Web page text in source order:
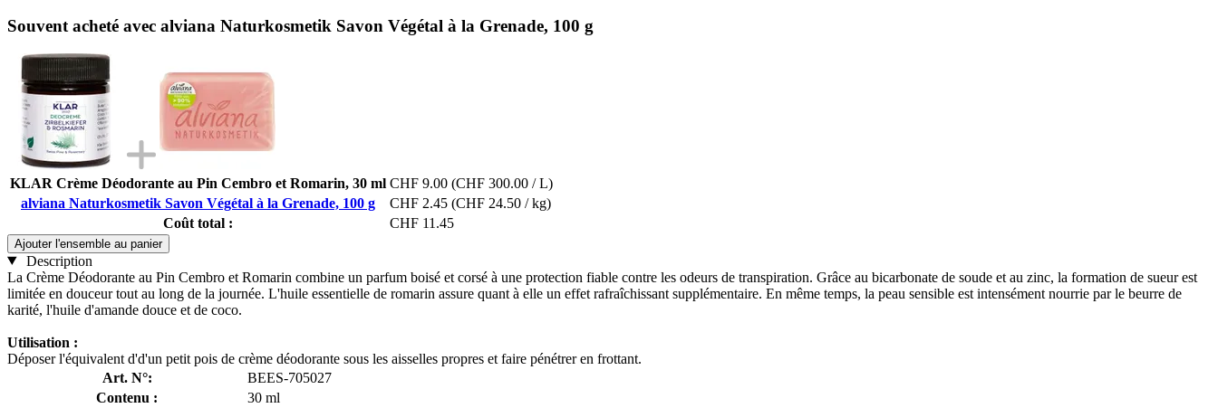
Souvent acheté avec alviana Naturkosmetik Savon Végétal à la Grenade, 100 g
KLAR Crème Déodorante au Pin Cembro et Romarin, 30 ml CHF 9.00 (CHF 300.00 / L)
alviana Naturkosmetik Savon Végétal à la Grenade, 100 g
CHF 2.45 (CHF 24.50 / kg)
Coût total :
CHF 11.45
Ajouter l'ensemble au panier
Description
La Crème Déodorante au Pin Cembro et Romarin combine un parfum boisé et corsé à une protection fiable contre les odeurs de transpiration. Grâce au bicarbonate de soude et au zinc, la formation de sueur est
limitée en douceur tout au long de la journée. L'huile essentielle de romarin assure quant à elle un effet rafraîchissant supplémentaire. En même temps, la peau sensible est intensément nourrie par le beurre de
karité, l'huile d'amande douce et de coco.
Utilisation :
Déposer l'équivalent d'd'un petit pois de crème déodorante sous les aisselles propres et faire pénétrer en frottant.
Art. N°:
BEES-705027
Contenu :
30 ml